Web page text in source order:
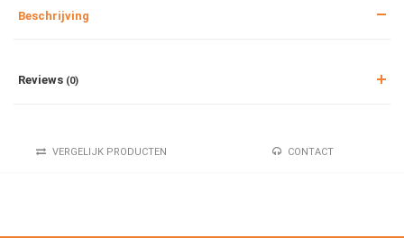
Beschrijving
Reviews (0)
VERGELIJK PRODUCTEN CONTACT